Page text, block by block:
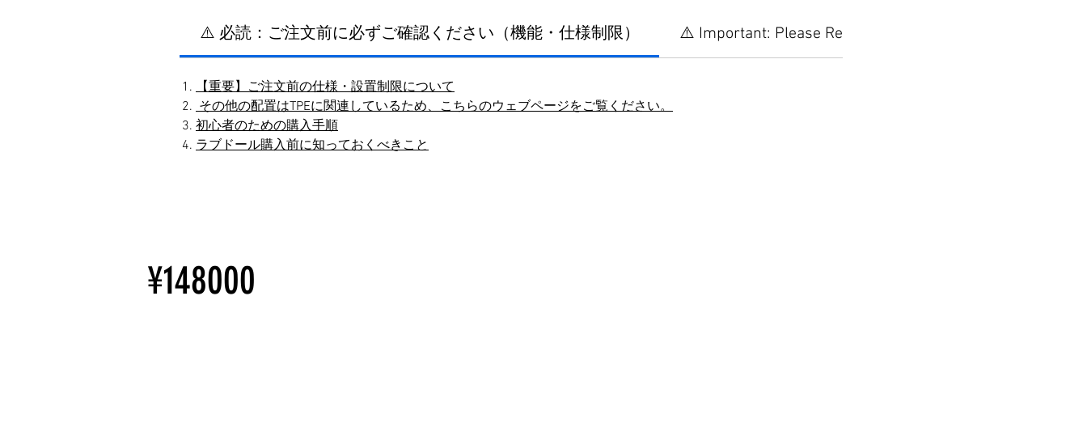
⚠️ 必読：ご注文前に必ずご確認ください（機能・仕様制限） ⚠️ Important: Please Read Before Placing Your Orde
【重要】ご注文前の仕様・設置制限について
その他の配置はTPEに関連しているため、こちらのウェブページをご覧ください。
初心者のための購入手順
ラブドール購入前に知っておくべきこと
¥148000